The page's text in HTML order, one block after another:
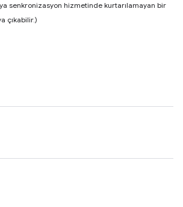
senkronizasyon hizmetinde kurtarılamayan bir
çıkabilir.)